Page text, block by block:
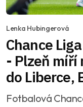
Lenka Hubingerová
Chance
- Plzeň míří
do Liberce,
Fotbalová